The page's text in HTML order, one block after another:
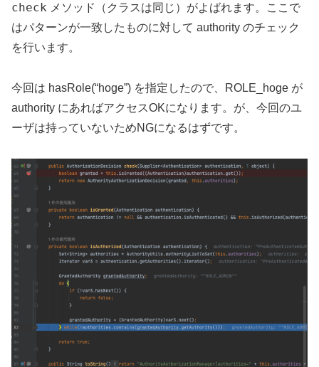
check メソッド（クラスは同じ）がよばれます。ここで
はパターンが一致したものに対して authority のチェック
を行います。
今回は hasRole(“hoge”) を指定したので、ROLE_hoge が
authority にあればアクセスOKになります。が、今回のユ
ーザは持っていないためNGになるはずです。